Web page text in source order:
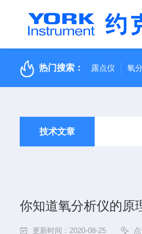
热门搜索： 露点仪 氧
技术文章
你知道氧分析仪的原
更新时间：2020-08-25